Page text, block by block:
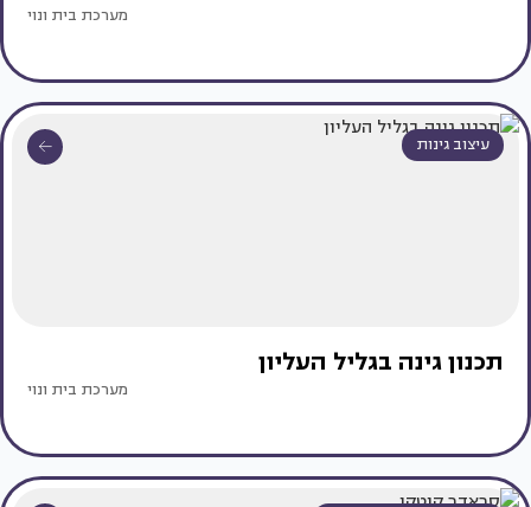
מערכת בית ונוי
עיצוב גינות
תכנון גינה בגליל העליון
מערכת בית ונוי